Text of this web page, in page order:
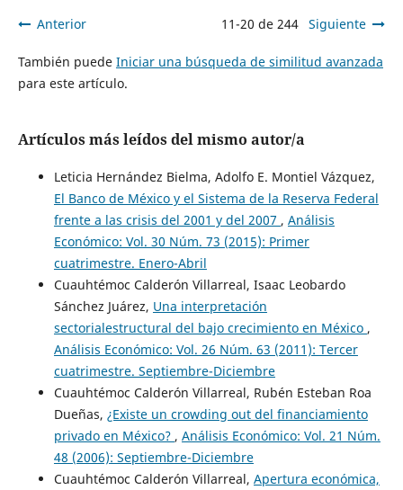
Anterior 11-20 de 244 Siguiente
También puede Iniciar una búsqueda de similitud avanzada
para este artículo.
Artículos más leídos del mismo autor/a
Leticia Hernández Bielma, Adolfo E. Montiel Vázquez,
El Banco de México y el Sistema de la Reserva Federal
frente a las crisis del 2001 y del 2007 , Análisis
Económico: Vol. 30 Núm. 73 (2015): Primer
cuatrimestre. Enero-Abril
Cuauhtémoc Calderón Villarreal, Isaac Leobardo
Sánchez Juárez, Una interpretación
sectorialestructural del bajo crecimiento en México ,
Análisis Económico: Vol. 26 Núm. 63 (2011): Tercer
cuatrimestre. Septiembre-Diciembre
Cuauhtémoc Calderón Villarreal, Rubén Esteban Roa
Dueñas, ¿Existe un crowding out del financiamiento
privado en México? , Análisis Económico: Vol. 21 Núm.
48 (2006): Septiembre-Diciembre
Cuauhtémoc Calderón Villarreal, Apertura económica,